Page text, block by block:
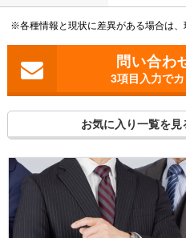
※各種情報と現状に差異がある場合は、
3項目入力で
お気に入り一覧を見